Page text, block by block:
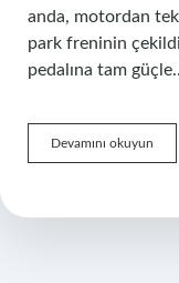
anda, motordan
park freninin
pedalına tam
Devamını okuyun